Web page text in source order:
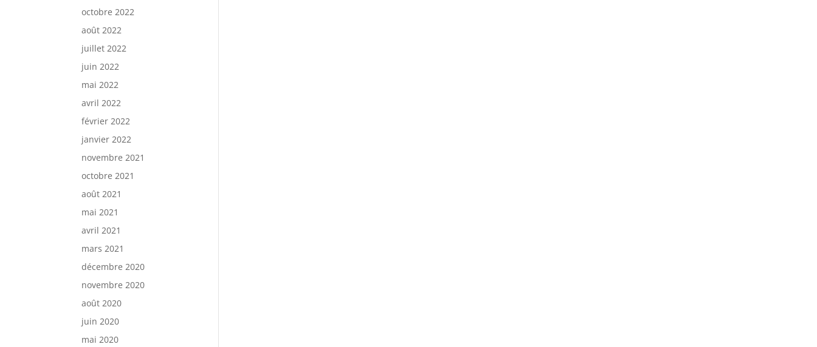
octobre 2022
août 2022
juillet 2022
juin 2022
mai 2022
avril 2022
février 2022
janvier 2022
novembre 2021
octobre 2021
août 2021
mai 2021
avril 2021
mars 2021
décembre 2020
novembre 2020
août 2020
juin 2020
mai 2020